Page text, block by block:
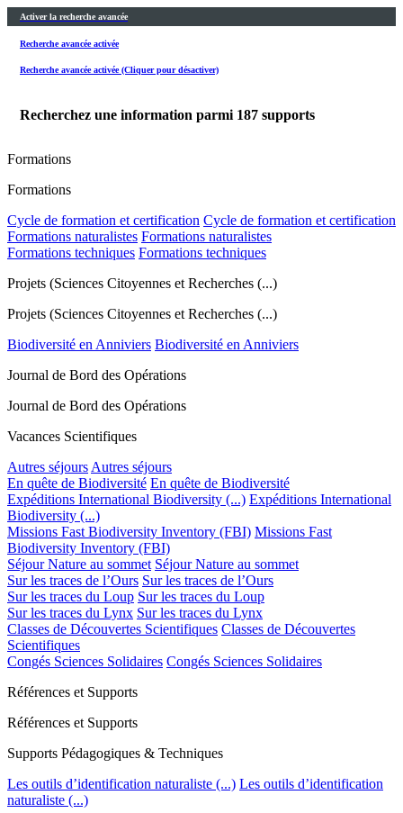
Activer la recherche avancée
Recherche avancée activée
Recherche avancée activée (Cliquer pour désactiver)
Recherchez une information parmi 187 supports
Formations
Formations
Cycle de formation et certification Cycle de formation et certification
Formations naturalistes Formations naturalistes
Formations techniques Formations techniques
Projets (Sciences Citoyennes et Recherches (...)
Projets (Sciences Citoyennes et Recherches (...)
Biodiversité en Anniviers Biodiversité en Anniviers
Journal de Bord des Opérations
Journal de Bord des Opérations
Vacances Scientifiques
Autres séjoursAutres séjours
En quête de Biodiversité En quête de Biodiversité
Expéditions International Biodiversity (...) Expéditions International
Biodiversity (...)
Missions Fast Biodiversity Inventory (FBI) Missions Fast
Biodiversity Inventory (FBI)
Séjour Nature au sommet Séjour Nature au sommet
Sur les traces de l’Ours Sur les traces de l’Ours
Sur les traces du Loup Sur les traces du Loup
Sur les traces du Lynx Sur les traces du Lynx
Classes de Découvertes Scientifiques Classes de Découvertes
Scientifiques
Congés Sciences Solidaires Congés Sciences Solidaires
Références et Supports
Références et Supports
Supports Pédagogiques & Techniques
Les outils d’identification naturaliste (...) Les outils d’identification
naturaliste (...)